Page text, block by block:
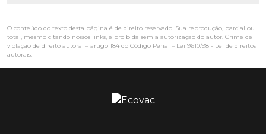
O conteúdo do texto desta página é de direito reservado. Sua reprodução, parcial ou
total, mesmo citando nossos links, é proibida sem a autorização do autor. Crime de
violação de direito autoral – artigo 184 do Código Penal – Lei 9610/98 - Lei de direitos
autorais.